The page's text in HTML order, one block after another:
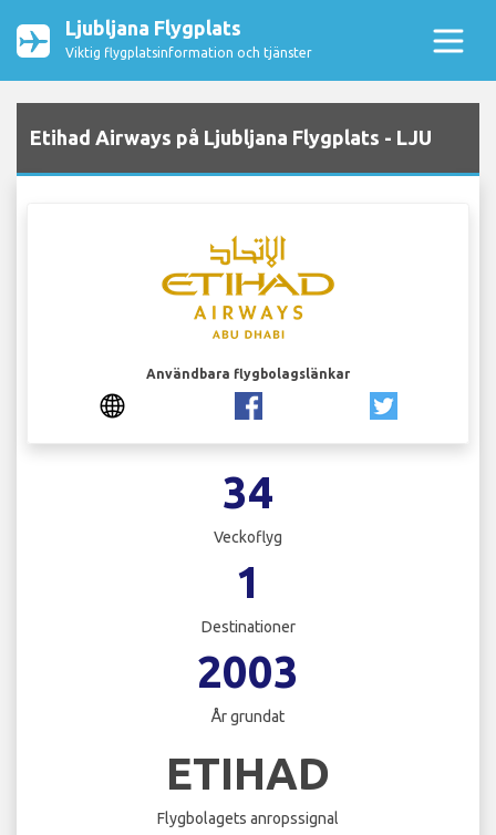
Ljubljana Flygplats
Viktig flygplatsinformation och tjänster
Etihad Airways på Ljubljana Flygplats - LJU
Användbara flygbolagslänkar
34
Veckoflyg
1
Destinationer
2003
År grundat
ETIHAD
Flygbolagets anropssignal